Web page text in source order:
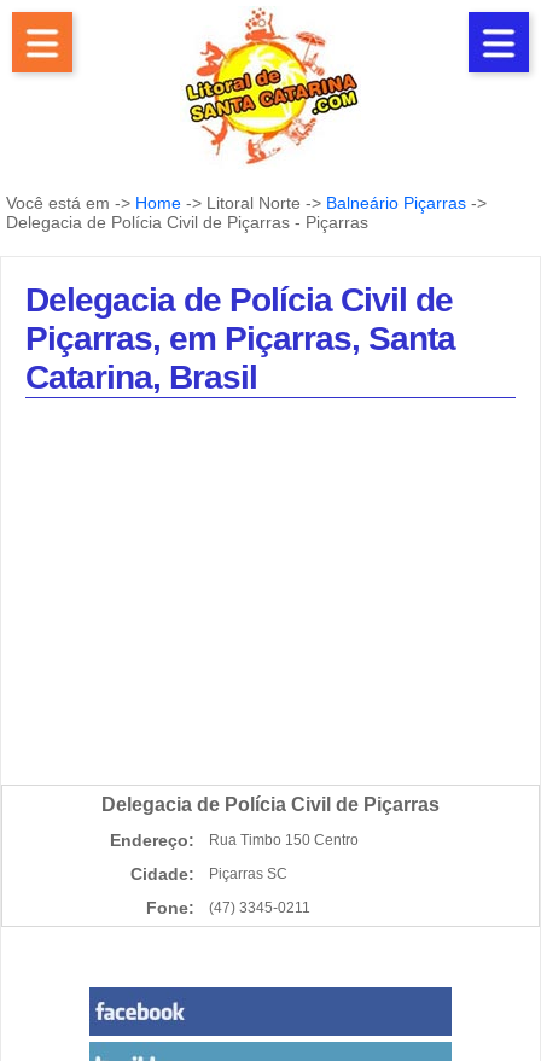
Você está em -> Home -> Litoral Norte -> Balneário Piçarras ->
Delegacia de Polícia Civil de Piçarras - Piçarras
Delegacia de Polícia Civil de
Piçarras, em Piçarras, Santa
Catarina, Brasil
Delegacia de Polícia Civil de Piçarras
Endereço: Rua Timbo 150 Centro
Cidade: Piçarras SC
Fone: (47) 3345-0211